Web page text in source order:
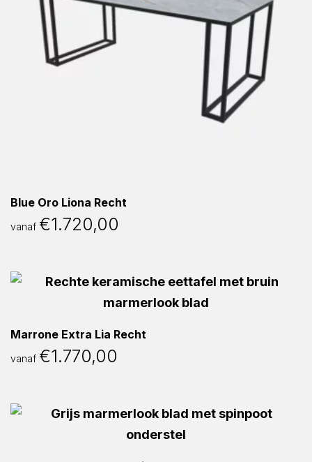
Blue Oro Liona Recht
vanaf €1.720,00
Marrone Extra Lia Recht
vanaf €1.770,00